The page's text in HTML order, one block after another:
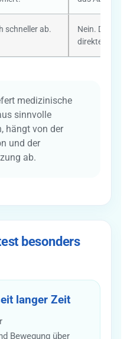
schneller ab.
Nein. Der
direkten
medizinische
sinnvolle
hängt von der
und der
ab.
besonders
langer Zeit
Bewegung über